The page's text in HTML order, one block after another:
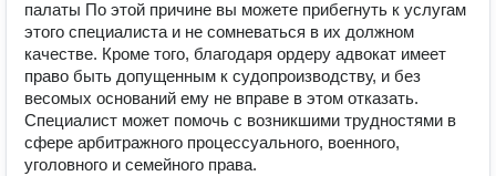
палаты По этой причине вы можете прибегнуть к услугам
этого специалиста и не сомневаться в их должном
качестве. Кроме того, благодаря ордеру адвокат имеет
право быть допущенным к судопроизводству, и без
весомых оснований ему не вправе в этом отказать.
Специалист может помочь с возникшими трудностями в
сфере арбитражного процессуального, военного,
уголовного и семейного права.